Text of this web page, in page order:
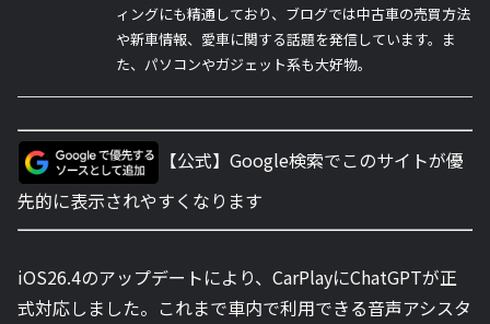
ィングにも精通しており、ブログでは中古車の売買方法
や新車情報、愛車に関する話題を発信しています。ま
た、パソコンやガジェット系も大好物。
【公式】Google検索でこのサイトが優
先的に表示されやすくなります
iOS26.4のアップデートにより、CarPlayにChatGPTが正
式対応しました。これまで車内で利用できる音声アシスタ